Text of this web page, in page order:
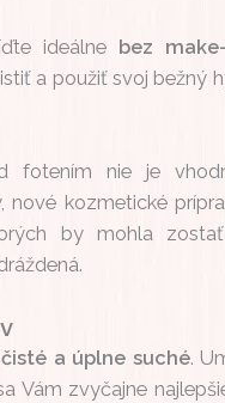
ideálne bez
a použiť svoj bežný
fotením nie je
nové kozmetické
by mohla
čisté a úplne suché.
Vám zvyčajne